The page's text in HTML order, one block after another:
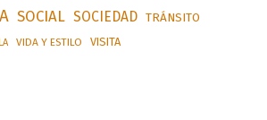
SOCIAL SOCIEDAD TRÁNSITO
VIDA Y ESTILO VISITA